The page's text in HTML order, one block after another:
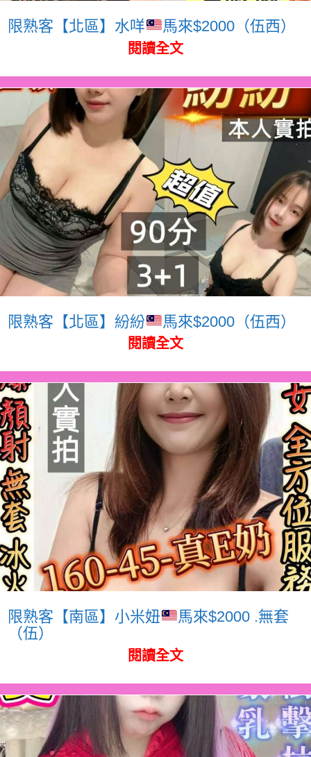
限熟客【北區】水咩 馬來$2000（伍西）
閱讀全文
限熟客【北區】紛紛 馬來$2000（伍西）
閱讀全文
限熟客【南區】小米妞
馬來$2000 .無套
（伍）
閱讀全文